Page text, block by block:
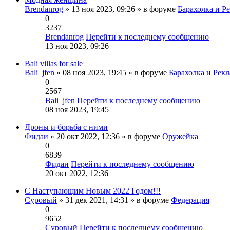
Brendanrog » 13 ноя 2023, 09:26 » в форуме Барахолка и
0
3237
Brendanrog Перейти к последнему сообщению
13 ноя 2023, 09:26
Bali villas for sale
Bali_jfen » 08 ноя 2023, 19:45 » в форуме Барахолка и
0
2567
Bali_jfen Перейти к последнему сообщению
08 ноя 2023, 19:45
Дроны и борьба с ними
Фидаи » 20 окт 2022, 12:36 » в форуме Оружейка
0
6839
Фидаи Перейти к последнему сообщению
20 окт 2022, 12:36
С Наступающим Новым 2022 Годом!!!
Суровый » 31 дек 2021, 14:31 » в форуме Федерация
0
9652
Суровый Перейти к последнему сообщению